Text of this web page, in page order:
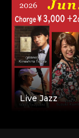
Live Jazz